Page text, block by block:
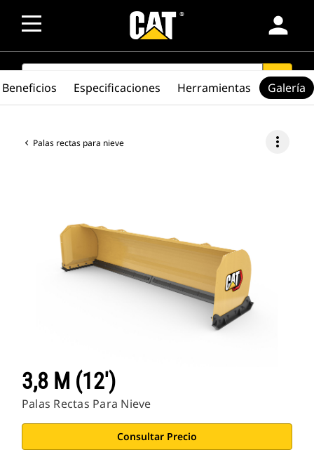
person
SEARCH search
Palas rectas para nieve more_vert
3,8 M (12')
Palas Rectas Para Nieve
Consultar Precio
Beneficios Especificaciones Herramientas Galería